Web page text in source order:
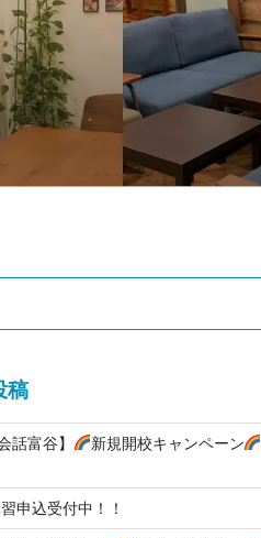
稿
話富谷】 新規開校キャンペーン
申込受付中！！